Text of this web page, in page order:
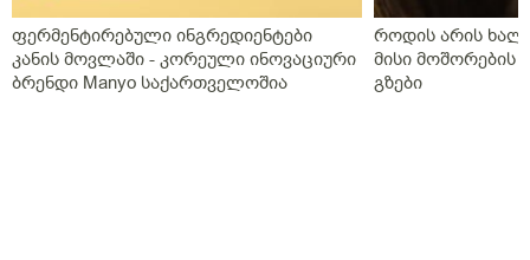
ფერმენტირებული ინგრედიენტები
კანის მოვლაში - კორეული ინოვაციური
ბრენდი Manyo საქართველოშია
როდის არის
მისი მოშორების
გზები